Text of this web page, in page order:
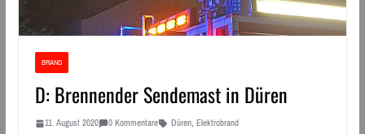
BRAND
D: Brennender Sendemast in Düren
11. August 2020 0 Kommentare Düren, Elektrobrand